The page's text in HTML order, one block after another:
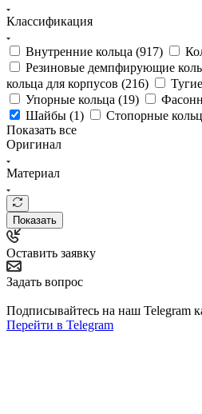
Классификация
Внутренние кольца (917)
Резиновые демпфирующие
кольца для корпусов (216)
Упорные кольца (19)
Шайбы (1) Стопорные
Показать все
Оригинал
Материал
Показать
Оставить заявку
Задать вопрос
Подписывайтесь на наш Telegram
Перейти в Telegram